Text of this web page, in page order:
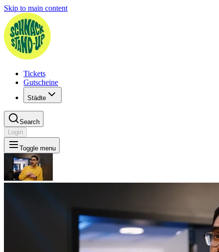
Skip to main content
Tickets
Gutscheine
Städte
Search
Login
Toggle menu